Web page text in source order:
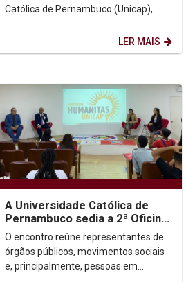
Católica de Pernambuco (Unicap),
serviços à comunidade por meio...
LER MAIS
A Universidade Católica de
Pernambuco sedia a 2ª Oficina
Conjunta entre o Ministério
Público, a...
O encontro reúne representantes de
órgãos públicos, movimentos sociais
e, principalmente, pessoas em